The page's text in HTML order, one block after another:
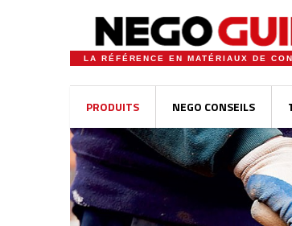
LA RÉFÉRENCE EN MATÉRIAUX DE
PRODUITS NEGO CONSEILS